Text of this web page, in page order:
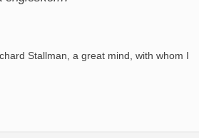
Stallman, a great mind, with whom I